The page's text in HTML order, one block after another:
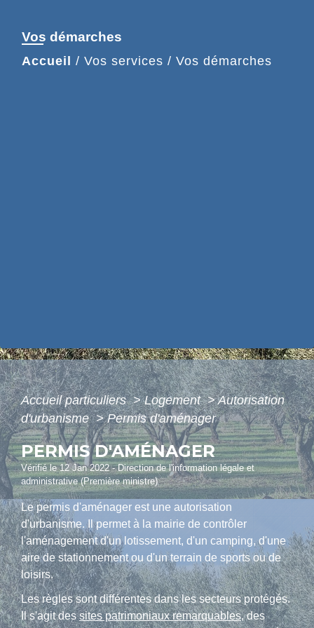
Vos démarches
Accueil / Vos services / Vos démarches
Accueil particuliers> Logement> Autorisation
d'urbanisme> Permis d'aménager
PERMIS D'AMÉNAGER
Vérifié le 12 Jan 2022 - Direction de l'information légale et
administrative (Première ministre)
Le permis d'aménager est une autorisation
d'urbanisme. Il permet à la mairie de contrôler
l'aménagement d'un lotissement, d'un camping, d'une
aire de stationnement ou d'un terrain de sports ou de
loisirs.
Les règles sont différentes dans les secteurs protégés.
Il s'agit dessites patrimoniaux remarquables, des